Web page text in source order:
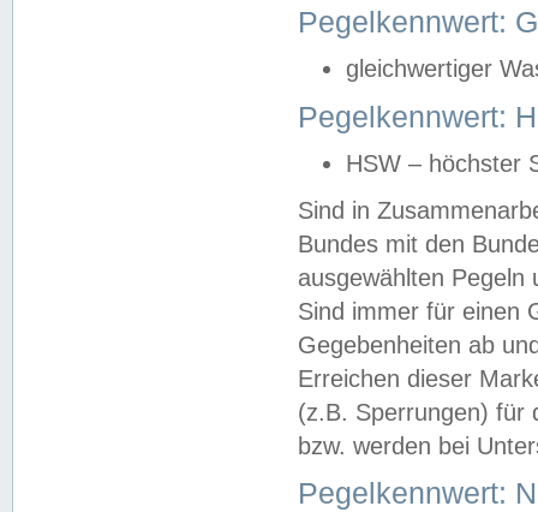
Pegelkennwert:
gleichwertiger
Pegelkennwert:
HSW – höchster
Sind in
Bundes mit den
ausgewählten
Sind immer für einen
Gegebenheiten ab
Erreichen dieser
(z.B. Sperrungen) für
bzw. werden bei
Pegelkennwert: